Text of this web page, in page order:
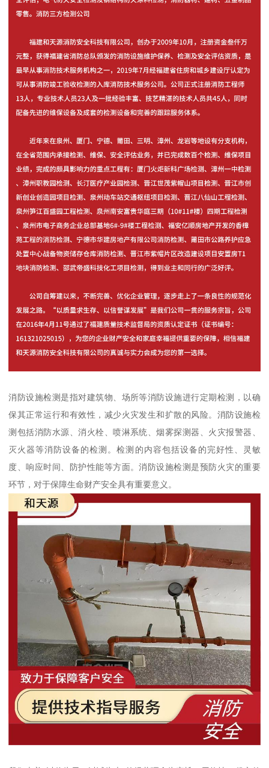
消防设施检测是指对建筑物、场所等消防设施进行定期检测，以确
保其正常运行和有效性，减少火灾发生和扩散的风险。消防设施检
测包括消防水源、消火栓、喷淋系统、烟雾探测器、火灾报警器、
灭火器等消防设备的检测。检测的内容包括设备的完好性、灵敏
度、响应时间、防护性能等方面。消防设施检测是预防火灾的重要
环节，对于保障生命财产安全具有重要意义。